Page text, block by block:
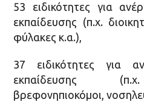
53 ειδικότητες για
εκπαίδευσης (π.χ.
φύλακες κ.α.),
37 ειδικότητες για
εκπαίδευσης
βρεφονηπιοκόμοι,